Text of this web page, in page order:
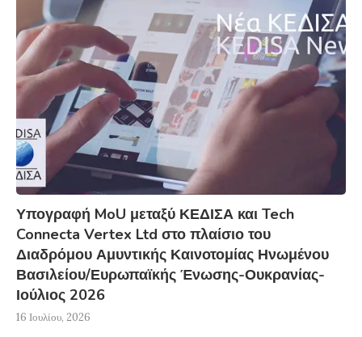
Υπογραφή MoU μεταξύ ΚΕΔΙΣΑ και Tech
Connecta Vertex Ltd στο πλαίσιο του
Διαδρόμου Αμυντικής Καινοτομίας Ηνωμένου
Βασιλείου/Ευρωπαϊκής Ένωσης-Ουκρανίας-
Ιούλιος 2026
16 Ιουλίου, 2026